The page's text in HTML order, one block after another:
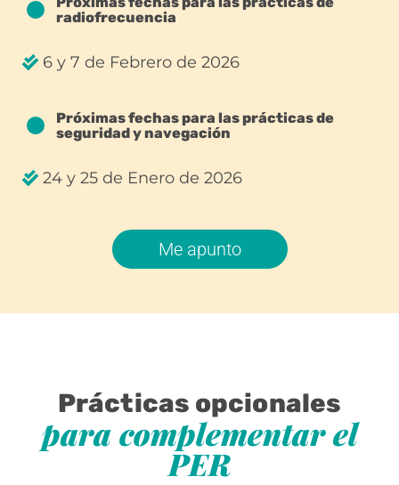
radiofrecuencia
6 y 7 de Febrero de 2026
Próximas fechas para las prácticas de
seguridad y navegación
24 y 25 de Enero de 2026
Me apunto
Prácticas opcionales
para complementar el
PER